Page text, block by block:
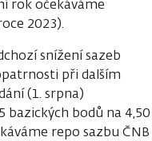
rok očekáváme
2023).
snížení sazeb
při dalším
(1. srpna)
bazických bodů na 4,50
repo sazbu ČNB